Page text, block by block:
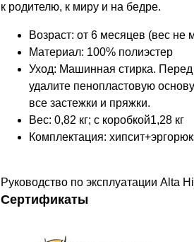
к родителю, к миру и на бедре.
Возраст: от 6 месяцев (вес не
Материал: 100% полиэстер
Уход: Машинная стирка. Перед
удалите пенопластовую
все застежки и пряжки.
Вес: 0,82 кг; с коробкой1,28 кг
Комплектация:
Руководство по эксплуатации Alta
Сертификаты